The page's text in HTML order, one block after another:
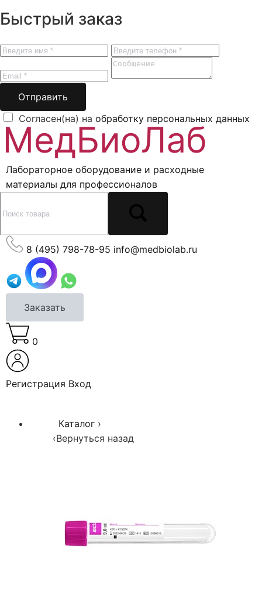
Быстрый заказ
Отправить
Согласен(на) на обработку персональных данных
Лабораторное оборудование и расходные
материалы для профессионалов
8 (495) 798-78-95 info@medbiolab.ru
Заказать
0
Регистрация Вход
Каталог ›
‹Вернуться назад